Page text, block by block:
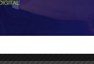
de Macri no pudo